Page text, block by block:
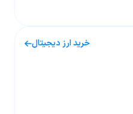
خرید ارز دیجیتال